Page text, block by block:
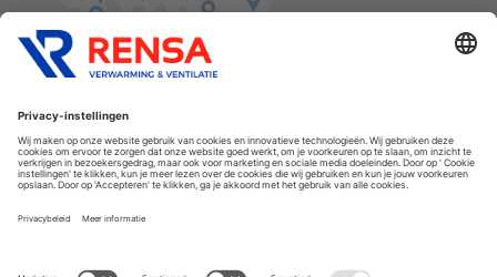
Cookies
Privacyverklaring
Disclaimer